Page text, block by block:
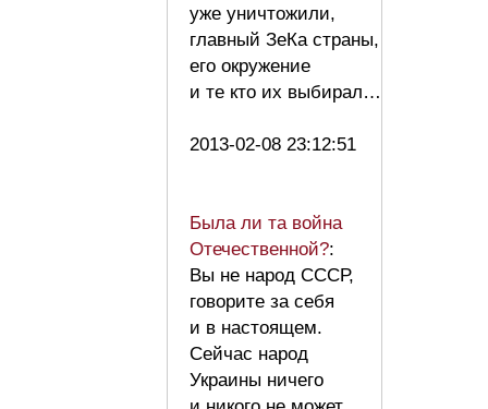
уже уничтожили,
главный ЗеКа страны,
его окружение
и те кто их выбирал…
2013-02-08 23:12:51
Была ли та война
Отечественной?:
Вы не народ СССР,
говорите за себя
и в настоящем.
Сейчас народ
Украины ничего